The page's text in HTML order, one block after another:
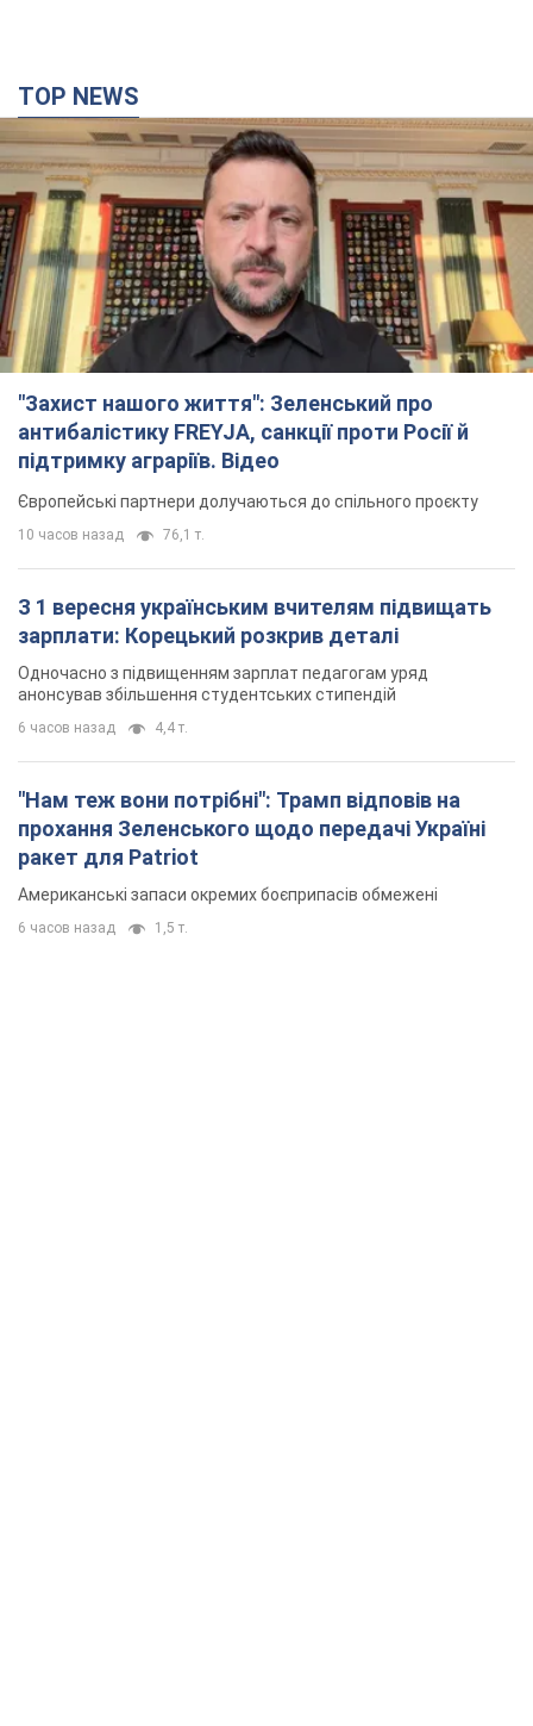
TOP NEWS
"Захист нашого життя": Зеленський про
антибалістику FREYJA, санкції проти Росії й
підтримку аграріїв. Відео
Європейські партнери долучаються до спільного проєкту
10 часов назад 76,1 т.
З 1 вересня українським вчителям підвищать
зарплати: Корецький розкрив деталі
Одночасно з підвищенням зарплат педагогам уряд
анонсував збільшення студентських стипендій
6 часов назад 4,4 т.
"Нам теж вони потрібні": Трамп відповів на
прохання Зеленського щодо передачі Україні
ракет для Patriot
Американські запаси окремих боєприпасів обмежені
6 часов назад 1,5 т.